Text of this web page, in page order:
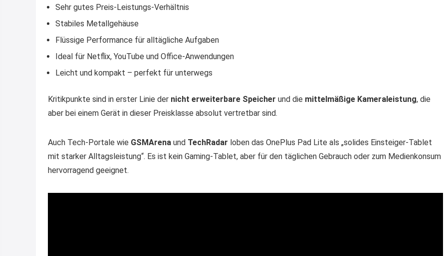
Sehr gutes Preis-Leistungs-Verhältnis
Stabiles Metallgehäuse
Flüssige Performance für alltägliche Aufgaben
Ideal für Netflix, YouTube und Office-Anwendungen
Leicht und kompakt – perfekt für unterwegs
Kritikpunkte sind in erster Linie der nicht erweiterbare Speicher und die mittelmäßige Kameraleistung, die
aber bei einem Gerät in dieser Preisklasse absolut vertretbar sind.
Auch Tech-Portale wie GSMArena und TechRadar loben das OnePlus Pad Lite als „solides Einsteiger-Tablet
mit starker Alltagsleistung“. Es ist kein Gaming-Tablet, aber für den täglichen Gebrauch oder zum Medienkonsum
hervorragend geeignet.